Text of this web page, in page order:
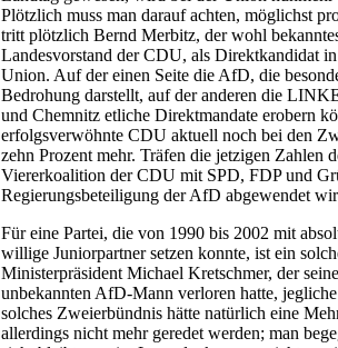
Plötzlich muss man darauf achten, möglichst
tritt plötzlich Bernd Merbitz, der wohl
Landesvorstand der CDU, als Direktkandidat
Union. Auf der einen Seite die AfD, die
Bedrohung darstellt, auf der anderen die
und Chemnitz etliche Direktmandate erobern
erfolgsverwöhnte CDU aktuell noch bei den
zehn Prozent mehr. Träfen die jetzigen Zahlen
Viererkoalition der CDU mit SPD, FDP und
Regierungsbeteiligung der AfD abgewendet
Für eine Partei, die von 1990 bis 2002 mit
willige Juniorpartner setzen konnte, ist ein
Ministerpräsident Michael Kretschmer, der
unbekannten AfD-Mann verloren hatte,
solches Zweierbündnis hätte natürlich eine
allerdings nicht mehr geredet werden; man